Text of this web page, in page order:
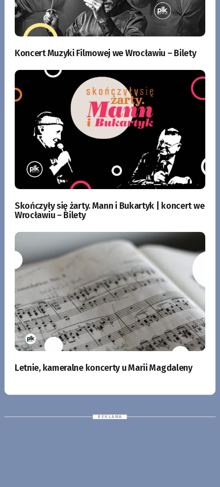
Koncert Muzyki Filmowej we Wrocławiu – Bilety
Skończyły się żarty. Mann i Bukartyk | koncert we
Wrocławiu – Bilety
Letnie, kameralne koncerty u Marii Magdaleny